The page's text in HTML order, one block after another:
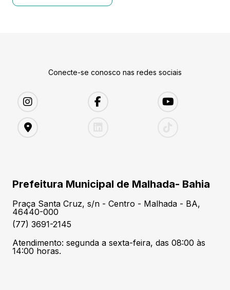
Conecte-se conosco nas redes sociais
Prefeitura Municipal de Malhada- Bahia
Praça Santa Cruz, s/n - Centro - Malhada - BA,
46440-000
(77) 3691-2145
Atendimento: segunda a sexta-feira, das 08:00 às
14:00 horas.